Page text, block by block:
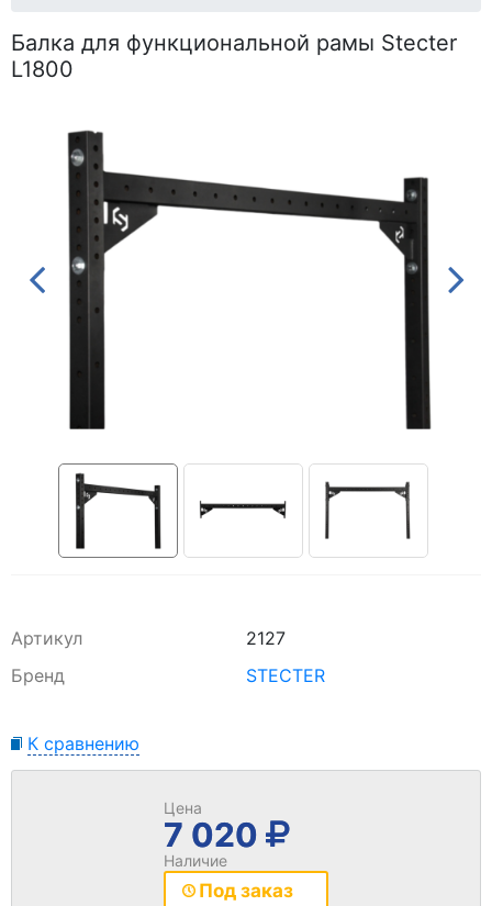
Балка для функциональной рамы Stecter
L1800
Артикул
2127
Бренд
STECTER
К сравнению
Цена
7 020
Наличие
Под заказ